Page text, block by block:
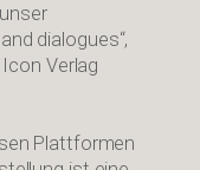
dialogues“,
Verlag
Plattformen